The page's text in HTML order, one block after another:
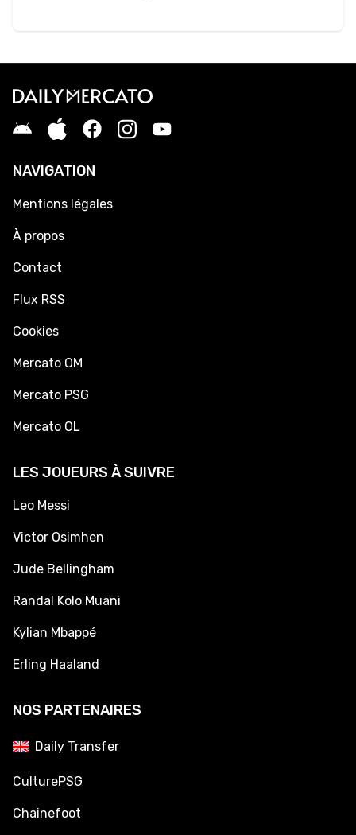
NAVIGATION
Mentions légales
À propos
Contact
Flux RSS
Cookies
Mercato OM
Mercato PSG
Mercato OL
LES JOUEURS À SUIVRE
Leo Messi
Victor Osimhen
Jude Bellingham
Randal Kolo Muani
Kylian Mbappé
Erling Haaland
NOS PARTENAIRES
Daily Transfer
CulturePSG
Chainefoot